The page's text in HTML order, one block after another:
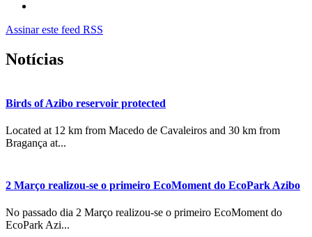
Assinar este feed RSS
Notícias
Birds of Azibo reservoir protected
Located at 12 km from Macedo de Cavaleiros and 30 km from
Bragança at...
2 Março realizou-se o primeiro EcoMoment do EcoPark Azibo
No passado dia 2 Março realizou-se o primeiro EcoMoment do
EcoPark Azi...